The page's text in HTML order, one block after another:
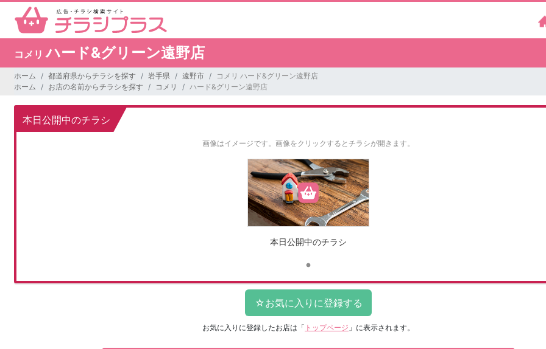
コメリハード&グリーン遠野店
ホーム 都道府県からチラシを探す 岩手県 遠野市
コメリ ハード&グリーン遠野店
ホーム
お店の名前からチラシを探す コメリ ハード&グリーン遠野店
本日公開中のチラシ
画像はイメージです。 画像をクリックするとチラシが開きます。
本日公開中のチラシ
お気に入りに登録したお店は 「 トップページ 」に表示されます。